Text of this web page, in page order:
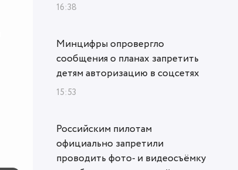
16:38
Минцифры опровергло
сообщения о планах запретить
детям авторизацию в соцсетях
15:53
Российским пилотам
официально запретили
проводить фото- и видеосъёмку